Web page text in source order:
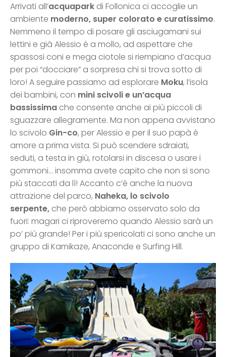
Arrivati all’acquapark di Follonica ci accoglie un
ambiente moderno, super colorato e curatissimo.
Nemmeno il tempo di posare gli asciugamani sui
lettini e già Alessio è a mollo, ad aspettare che
spassosi coni e mega ciotole si riempiano d’acqua
per poi “docciare” a sorpresa chi si trova sotto di
loro! A seguire passiamo ad esplorare Moku, l’isola
dei bambini, con mini scivoli e un’acqua
bassissima che consente anche ai più piccoli di
sguazzare allegramente. Ma non appena avvistano
lo scivolo Gin-co, per Alessio e per il suo papà è
amore a prima vista. Si può scendere sdraiati,
seduti, a testa in giù, rotolarsi in discesa o usare i
gommoni… insomma avete capito che non si sono
più staccati da lì! Accanto c’è anche la nuova
attrazione del parco, Naheka, lo scivolo
serpente, che però abbiamo osservato solo da
fuori: magari ci riproveremo quando Alessio sarà un
po’ più grande! Per i più spericolati ci sono anche un
gruppo di Kamikaze, Anaconde e Surfing Hill.